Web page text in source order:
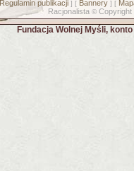
Regulamin publikacji] [ Bannery] [
Racjonalista © Copyright
Fundacja Wolnej Myśli,